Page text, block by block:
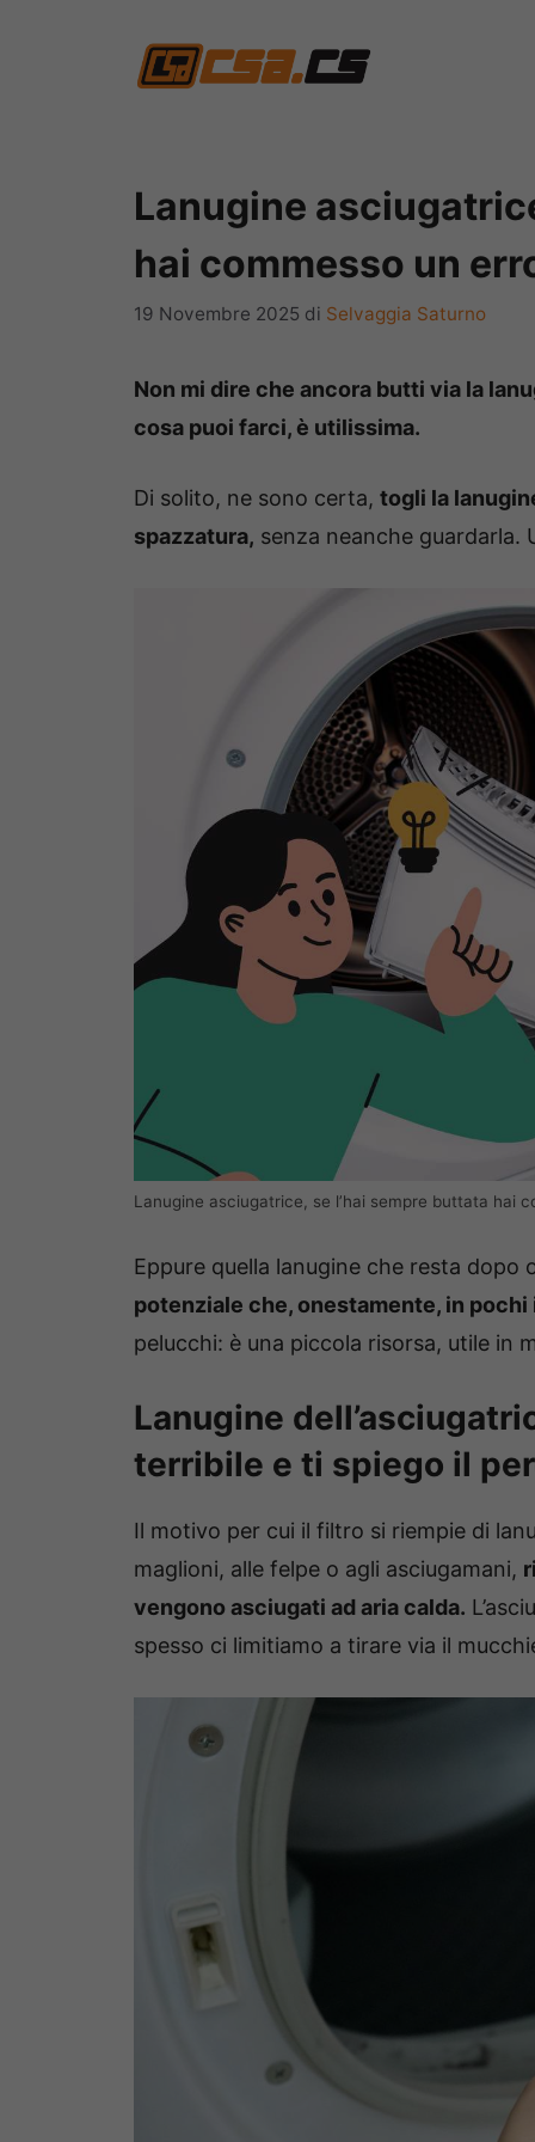
Lanugine
hai commesso un
19 Novembre 2025 di Selvaggia Saturno
Non mi dire che ancora butti via la
cosa puoi farci, è utilissima.
Di solito, ne sono certa, togli la
spazzatura, senza neanche guardarla.
Lanugine asciugatrice, se l’hai sempre buttata hai
Eppure quella lanugine che resta dopo
potenziale che, onestamente, in pochi
pelucchi: è una piccola risorsa, utile in
Lanugine
terribile e ti spiego il
Il motivo per cui il filtro si riempie di
maglioni, alle felpe o agli asciugamani,
vengono asciugati ad aria calda.
spesso ci limitiamo a tirare via il